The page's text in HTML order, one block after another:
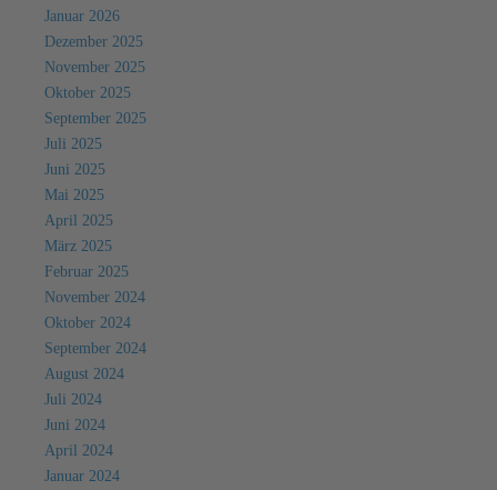
Januar 2026
Dezember 2025
November 2025
Oktober 2025
September 2025
Juli 2025
Juni 2025
Mai 2025
April 2025
März 2025
Februar 2025
November 2024
Oktober 2024
September 2024
August 2024
Juli 2024
Juni 2024
April 2024
Januar 2024